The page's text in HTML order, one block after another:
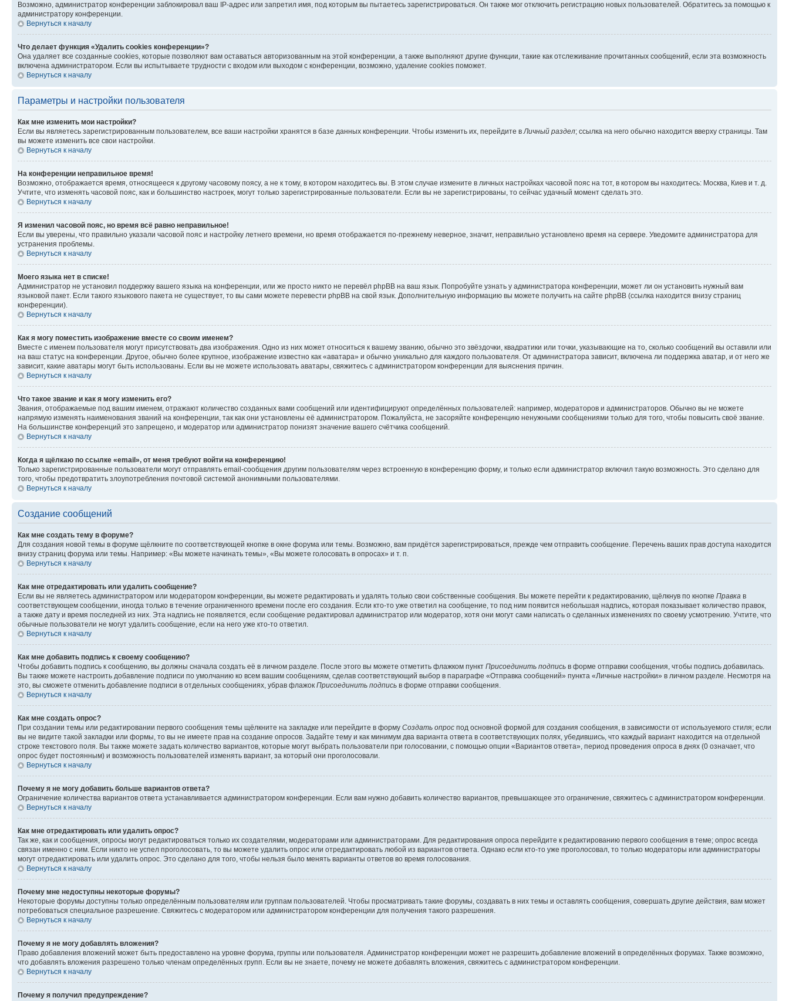
Возможно, администратор конференции заблокировал ваш IP-адрес или запретил имя, под которым вы пытаетесь зарегистрироваться. Он также мог отключить регистрацию новых пользователей. Обратитесь за помощью к
администратору конференции.
Вернуться к началу
Что делает функция «Удалить cookies конференции»?
Она удаляет все созданные cookies, которые позволяют вам оставаться авторизованным на этой конференции, а также выполняют другие функции, такие как отслеживание прочитанных сообщений, если эта возможность
включена администратором. Если вы испытываете трудности с входом или выходом с конференции, возможно, удаление cookies поможет.
Вернуться к началу
Параметры и настройки пользователя
Как мне изменить мои настройки?
Если вы являетесь зарегистрированным пользователем, все ваши настройки хранятся в базе данных конференции. Чтобы изменить их, перейдите вЛичный раздел; ссылка на него обычно находится вверху страницы. Там
вы можете изменить все свои настройки.
Вернуться к началу
На конференции неправильное время!
Возможно, отображается время, относящееся к другому часовому поясу, а не к тому, в котором находитесь вы. В этом случае измените в личных настройках часовой пояс на тот, в котором вы находитесь: Москва, Киев и т. д.
Учтите, что изменять часовой пояс, как и большинство настроек, могут только зарегистрированные пользователи. Если вы не зарегистрированы, то сейчас удачный момент сделать это.
Вернуться к началу
Я изменил часовой пояс, но время всё равно неправильное!
Если вы уверены, что правильно указали часовой пояс и настройку летнего времени, но время отображается по-прежнему неверное, значит, неправильно установлено время на сервере. Уведомите администратора для
устранения проблемы.
Вернуться к началу
Моего языка нет в списке!
Администратор не установил поддержку вашего языка на конференции, или же просто никто не перевёл phpBB на ваш язык. Попробуйте узнать у администратора конференции, может ли он установить нужный вам
языковой пакет. Если такого языкового пакета не существует, то вы сами можете перевести phpBB на свой язык. Дополнительную информацию вы можете получить на сайте phpBB (ссылка находится внизу страниц
конференции).
Вернуться к началу
Как я могу поместить изображение вместе со своим именем?
Вместе с именем пользователя могут присутствовать два изображения. Одно из них может относиться к вашему званию, обычно это звёздочки, квадратики или точки, указывающие на то, сколько сообщений вы оставили или
на ваш статус на конференции. Другое, обычно более крупное, изображение известно как «аватара» и обычно уникально для каждого пользователя. От администратора зависит, включена ли поддержка аватар, и от него же
зависит, какие аватары могут быть использованы. Если вы не можете использовать аватары, свяжитесь с администратором конференции для выяснения причин.
Вернуться к началу
Что такое звание и как я могу изменить его?
Звания, отображаемые под вашим именем, отражают количество созданных вами сообщений или идентифицируют определённых пользователей: например, модераторов и администраторов. Обычно вы не можете
напрямую изменять наименования званий на конференции, так как они установлены её администратором. Пожалуйста, не засоряйте конференцию ненужными сообщениями только для того, чтобы повысить своё звание.
На большинстве конференций это запрещено, и модератор или администратор понизят значение вашего счётчика сообщений.
Вернуться к началу
Когда я щёлкаю по ссылке «email», от меня требуют войти на конференцию!
Только зарегистрированные пользователи могут отправлять email-сообщения другим пользователям через встроенную в конференцию форму, и только если администратор включил такую возможность. Это сделано для
того, чтобы предотвратить злоупотребления почтовой системой анонимными пользователями.
Вернуться к началу
Создание сообщений
Как мне создать тему в форуме?
Для создания новой темы в форуме щёлкните по соответствующей кнопке в окне форума или темы. Возможно, вам придётся зарегистрироваться, прежде чем отправить сообщение. Перечень ваших прав доступа находится
внизу страниц форума или темы. Например: «Вы можете начинать темы», «Вы можете голосовать в опросах» и т. п.
Вернуться к началу
Как мне отредактировать или удалить сообщение?
Если вы не являетесь администратором или модератором конференции, вы можете редактировать и удалять только свои собственные сообщения. Вы можете перейти к редактированию, щёлкнув по кнопке Правка в
соответствующем сообщении, иногда только в течение ограниченного времени после его создания. Если кто-то уже ответил на сообщение, то под ним появится небольшая надпись, которая показывает количество правок,
а также дату и время последней из них. Эта надпись не появляется, если сообщение редактировал администратор или модератор, хотя они могут сами написать о сделанных изменениях по своему усмотрению. Учтите, что
обычные пользователи не могут удалить сообщение, если на него уже кто-то ответил.
Вернуться к началу
Как мне добавить подпись к своему сообщению?
Чтобы добавить подпись к сообщению, вы должны сначала создать её в личном разделе. После этого вы можете отметить флажком пункт Присоединить подпись в форме отправки сообщения, чтобы подпись добавилась.
Вы также можете настроить добавление подписи по умолчанию ко всем вашим сообщениям, сделав соответствующий выбор в параграфе «Отправка сообщений» пункта «Личные настройки» в личном разделе. Несмотря на
это, вы сможете отменить добавление подписи в отдельных сообщениях, убрав флажок Присоединить подпись в форме отправки сообщения.
Вернуться к началу
Как мне создать опрос?
При создании темы или редактировании первого сообщения темы щёлкните на закладке или перейдите в форму Создать опрос под основной формой для создания сообщения, в зависимости от используемого стиля; если
вы не видите такой закладки или формы, то вы не имеете прав на создание опросов. Задайте тему и как минимум два варианта ответа в соответствующих полях, убедившись, что каждый вариант находится на отдельной
строке текстового поля. Вы также можете задать количество вариантов, которые могут выбрать пользователи при голосовании, с помощью опции «Вариантов ответа», период проведения опроса в днях (0 означает, что
опрос будет постоянным) и возможность пользователей изменять вариант, за который они проголосовали.
Вернуться к началу
Почему я не могу добавить больше вариантов ответа?
Ограничение количества вариантов ответа устанавливается администратором конференции. Если вам нужно добавить количество вариантов, превышающее это ограничение, свяжитесь с администратором конференции.
Вернуться к началу
Как мне отредактировать или удалить опрос?
Так же, как и сообщения, опросы могут редактироваться только их создателями, модераторами или администраторами. Для редактирования опроса перейдите к редактированию первого сообщения в теме; опрос всегда
связан именно с ним. Если никто не успел проголосовать, то вы можете удалить опрос или отредактировать любой из вариантов ответа. Однако если кто-то уже проголосовал, то только модераторы или администраторы
могут отредактировать или удалить опрос. Это сделано для того, чтобы нельзя было менять варианты ответов во время голосования.
Вернуться к началу
Почему мне недоступны некоторые форумы?
Некоторые форумы доступны только определённым пользователям или группам пользователей. Чтобы просматривать такие форумы, создавать в них темы и оставлять сообщения, совершать другие действия, вам может
потребоваться специальное разрешение. Свяжитесь с модератором или администратором конференции для получения такого разрешения.
Вернуться к началу
Почему я не могу добавлять вложения?
Право добавления вложений может быть предоставлено на уровне форума, группы или пользователя. Администратор конференции может не разрешить добавление вложений в определённых форумах. Также возможно,
что добавлять вложения разрешено только членам определённых групп. Если вы не знаете, почему не можете добавлять вложения, свяжитесь с администратором конференции.
Вернуться к началу
Почему я получил предупреждение?